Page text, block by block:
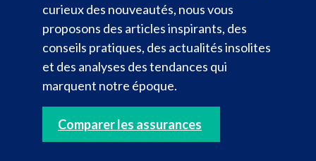
curieux des nouveautés, nous vous
proposons des articles inspirants, des
conseils pratiques, des actualités insolites
et des analyses des tendances qui
marquent notre époque.
Comparer les assurances